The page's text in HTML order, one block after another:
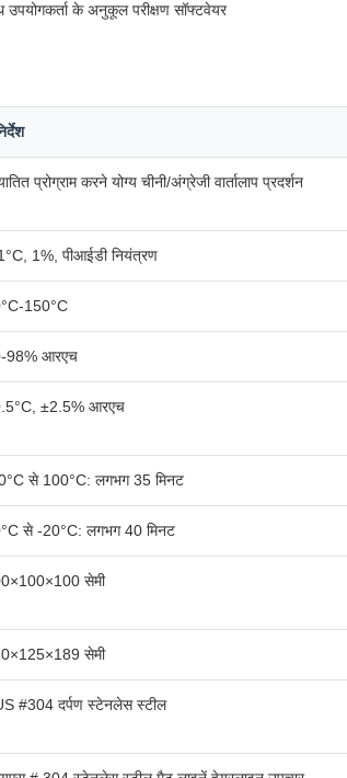
उपयोगकर्ता के अनुकूल परीक्षण सॉफ्टवेयर
प्रोग्राम करने योग्य चीनी/अंग्रेजी वार्तालाप प्रदर्शन
1%, पीआईडी नियंत्रण
150°C
98% आरएच
±2.5% आरएच
से 100°C: लगभग 35 मिनट
से -20°C: लगभग 40 मिनट
सेमी
सेमी
#304 दर्पण स्टेनलेस स्टील